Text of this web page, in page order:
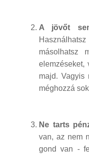
A jövőt
másolhatsz
elemzéseket,
majd. Vagyis
méghozzá
Ne tarts
van, az nem
gond van -